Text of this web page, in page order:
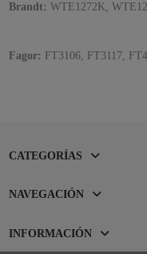
Brandt: WTE1272K,
Fagor: FT3106, FT3117,
CATEGORÍAS
NAVEGACIÓN
INFORMACIÓN